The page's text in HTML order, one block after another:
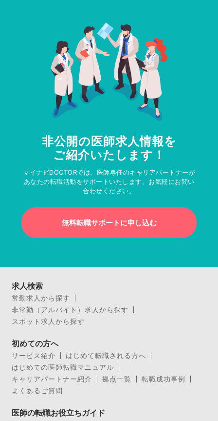
非公開の医師求人情報を
ご紹介いたします！
マイナビDOCTORでは、医師専任のキャリアパートナーが
あなたの転職活動をサポートいたします。お気軽にお問い
合わせください。
無料転職サポートに申し込む
求人検索
常勤求人から探す
非常勤（アルバイト）求人から探す
スポット求人から探す
初めての方へ
サービス紹介
はじめて転職される方へ
はじめての医師転職マニュアル
キャリアパートナー紹介
拠点一覧
転職成功事例
よくあるご質問
医師の転職お役立ちガイド